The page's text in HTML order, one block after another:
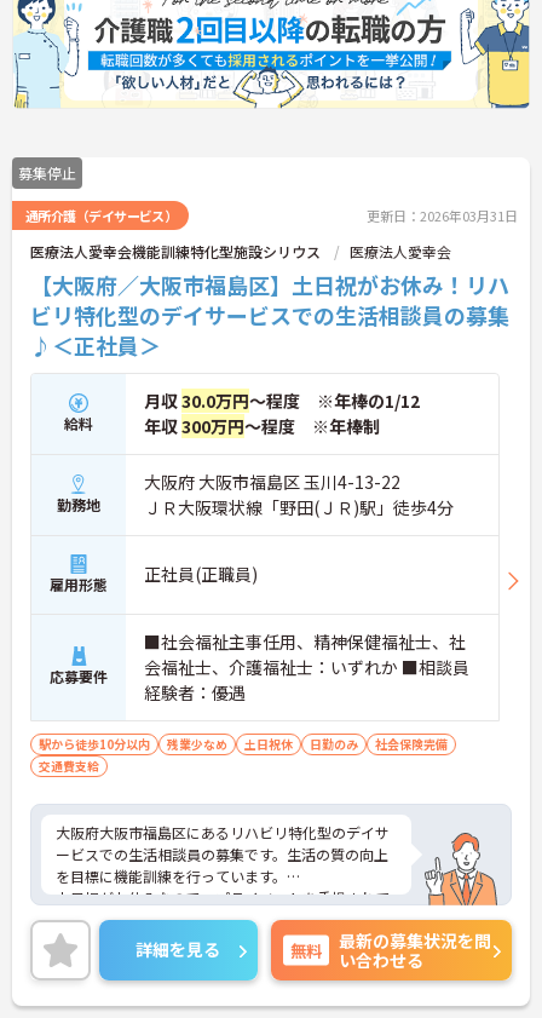
募集停止
通所介護（デイサービス） 更新日：2026年03月31日
医療法人愛幸会機能訓練特化型施設シリウス 医療法人愛幸会
【大阪府／大阪市福島区】土日祝がお休み！リハ
ビリ特化型のデイサービスでの生活相談員の募集
♪＜正社員＞
給料
月収30.0万円～程度 ※年棒の1/12
年収300万円～程度 ※年棒制
勤務地
大阪府 大阪市福島区 玉川4-13-22
ＪＲ大阪環状線「野田(ＪＲ)駅」徒歩4分
雇用形態 正社員(正職員)
応募要件
■社会福祉主事任用、精神保健福祉士、社
会福祉士、介護福祉士：いずれか ■相談員
経験者：優遇
駅から徒歩10分以内 残業少なめ 土日祝休 日勤のみ
社会保険完備
交通費支給
大阪府大阪市福島区にあるリハビリ特化型のデイサ
ービスでの生活相談員の募集です。生活の質の向上
を目標に機能訓練を行っています。
土日祝がお休みなので、プライベートを重視されて
いる方にもおすすめです。ご利用者と接する機会が
多いため、ありがとうの声を直接聞くことができる
やりがいのあるお仕事です。
ご興味のある方には、面接対策ポイントなど、さら
に詳細をお話しいたしますのでお気軽にご相談くだ
詳細を見る 無料
最新の募集状況を問
い合わせる